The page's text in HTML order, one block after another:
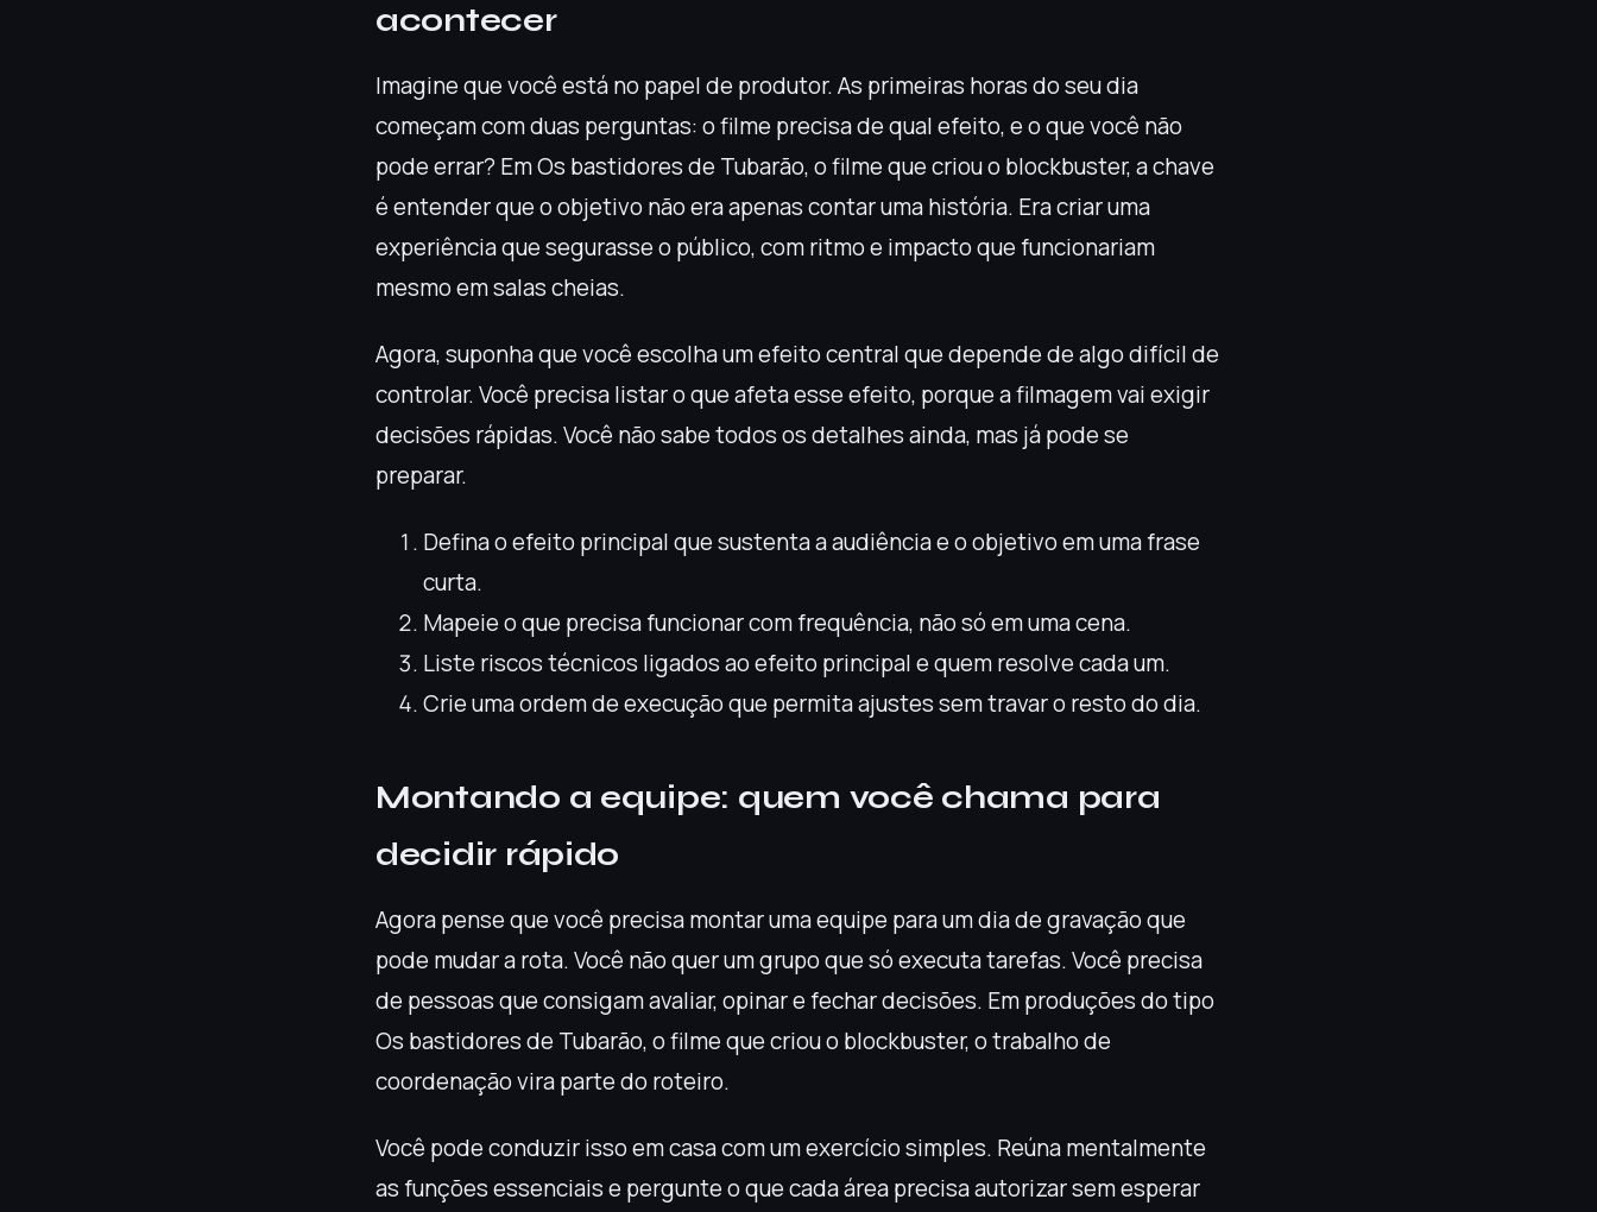
acontecer
Imagine que você está no papel de produtor. As primeiras horas do seu dia
começam com duas perguntas: o filme precisa de qual efeito, e o que você não
pode errar? Em Os bastidores de Tubarão, o filme que criou o blockbuster, a chave
é entender que o objetivo não era apenas contar uma história. Era criar uma
experiência que segurasse o público, com ritmo e impacto que funcionariam
mesmo em salas cheias.
Agora, suponha que você escolha um efeito central que depende de algo difícil de
controlar. Você precisa listar o que afeta esse efeito, porque a filmagem vai exigir
decisões rápidas. Você não sabe todos os detalhes ainda, mas já pode se
preparar.
Defina o efeito principal que sustenta a audiência e o objetivo em uma frase
curta.
Mapeie o que precisa funcionar com frequência, não só em uma cena.
Liste riscos técnicos ligados ao efeito principal e quem resolve cada um.
Crie uma ordem de execução que permita ajustes sem travar o resto do dia.
Montando a equipe: quem você chama para
decidir rápido
Agora pense que você precisa montar uma equipe para um dia de gravação que
pode mudar a rota. Você não quer um grupo que só executa tarefas. Você precisa
de pessoas que consigam avaliar, opinar e fechar decisões. Em produções do tipo
Os bastidores de Tubarão, o filme que criou o blockbuster, o trabalho de
coordenação vira parte do roteiro.
Você pode conduzir isso em casa com um exercício simples. Reúna mentalmente
as funções essenciais e pergunte o que cada área precisa autorizar sem esperar